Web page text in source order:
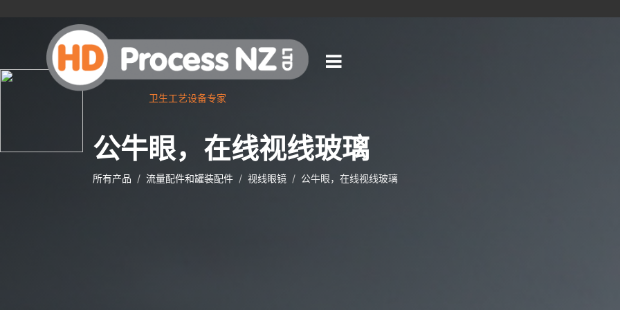
卫生工艺设备专家
公牛眼，在线视线玻璃
所有产品 流量配件和罐装配件 视线眼镜 公牛眼，在线视线玻璃